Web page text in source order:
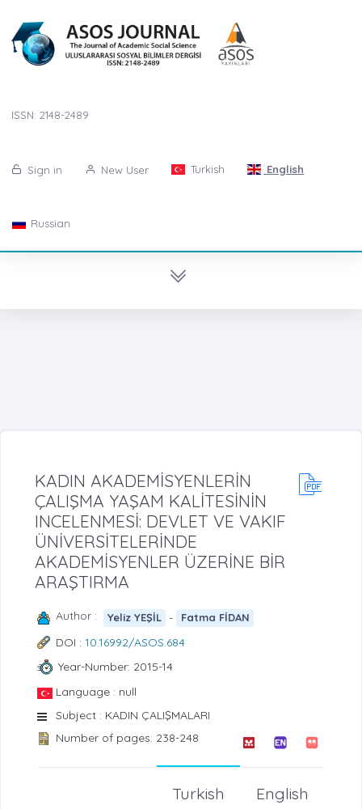
ISSN: 2148-2489
Sign in New User Turkish English
Russian
KADIN AKADEMİSYENLERİN
ÇALIŞMA YAŞAM KALİTESİNİN
INCELENMESİ: DEVLET VE VAKIF
ÜNİVERSİTELERİNDE
AKADEMİSYENLER ÜZERİNE BİR
ARAŞTIRMA
Author : Yeliz YEŞİL - Fatma FİDAN
DOI : 10.16992/ASOS.684
Year-Number: 2015-14
Language : null
Subject : KADIN ÇALIŞMALARI
Number of pages: 238-248
English
Turkish